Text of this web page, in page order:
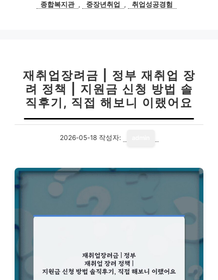
종합복지관 , 중장년취업 , 취업성공경험
재취업장려금 | 정부 재취업 장
려 정책 | 지원금 신청 방법 솔
직후기, 직접 해보니 이랬어요
2026-05-18 작성자: